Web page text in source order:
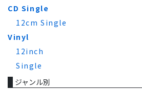
CD Single
12cm Single
Vinyl
12inch
Single
ジャンル別